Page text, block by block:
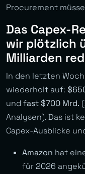
Procurement
Das Capex-
wir plötzlich
Milliarden
In den letzten
wiederholt auf:
und fast $700 Mrd.
Analysen). Das ist
Capex-Ausblicke
Amazon hat
für 2026